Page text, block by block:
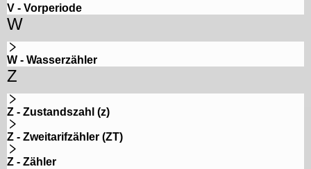
V - Vorperiode
W
W - Wasserzähler
Z
Z - Zustandszahl (z)
Z - Zweitarifzähler (ZT)
Z - Zähler